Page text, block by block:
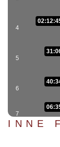
4
5
6
7
INNE